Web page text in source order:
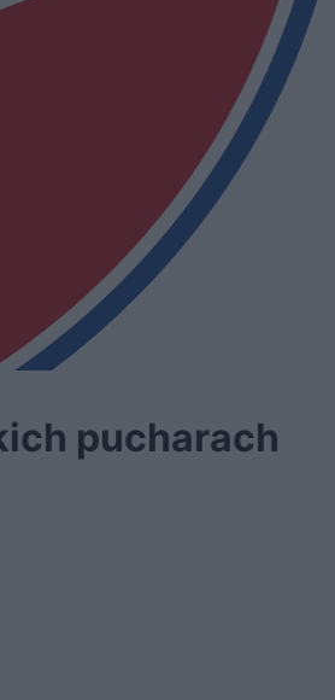
pucharach